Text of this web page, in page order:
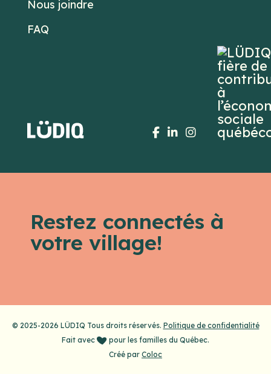
Nous joindre
FAQ
Restez connectés à
votre village!
© 2025-2026 LÜDIQ Tous droits réservés. Politique de confidentialité
Fait avec
pour les familles du Québec.
Créé par Coloc